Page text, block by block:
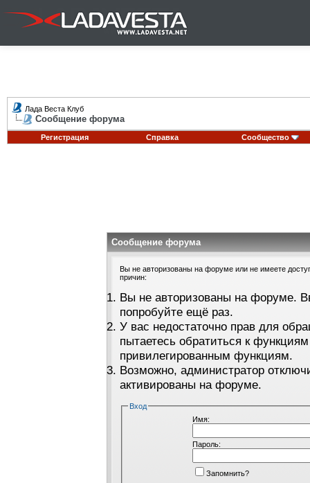
Лада Веста Клуб
Сообщение форума
Регистрация Справка Сообщество
Сообщение форума
Вы не авторизованы на форуме или не имеете
причин:
Вы не авторизованы на форуме.
попробуйте ещё раз.
У вас недостаточно прав для
пытаетесь обратиться к
привилегированным функциям.
Возможно, администратор
активированы на форуме.
Вход
Имя:
Пароль:
Запомнить?